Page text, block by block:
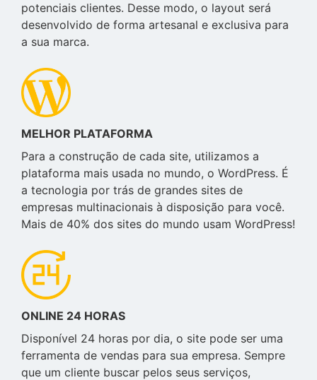
potenciais clientes. Desse modo, o layout será
desenvolvido de forma artesanal e exclusiva para
a sua marca.
MELHOR PLATAFORMA
Para a construção de cada site, utilizamos a
plataforma mais usada no mundo, o WordPress. É
a tecnologia por trás de grandes sites de
empresas multinacionais à disposição para você.
Mais de 40% dos sites do mundo usam WordPress!
ONLINE 24 HORAS
Disponível 24 horas por dia, o site pode ser uma
ferramenta de vendas para sua empresa. Sempre
que um cliente buscar pelos seus serviços,